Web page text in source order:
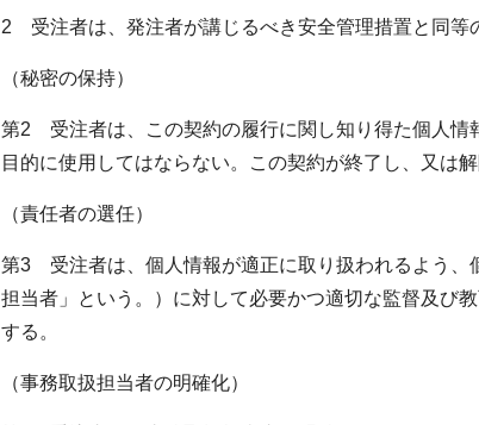
2 受注者は、発注者が講じるべき安全管理措置と同等
（秘密の保持）
第2 受注者は、この契約の履行に関し知り得た個人情
目的に使用してはならない。この契約が終了し、又は
（責任者の選任）
第3 受注者は、個人情報が適正に取り扱われるよう、
担当者」という。）に対して必要かつ適切な監督及び
する。
（事務取扱担当者の明確化）